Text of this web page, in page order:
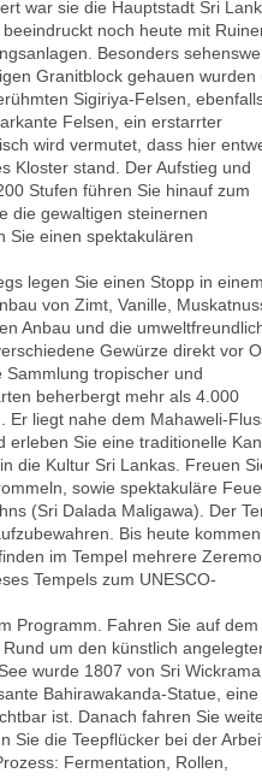
war sie die Hauptstadt Sri
noch heute mit
Besonders
Granitblock gehauen wurden
Sigiriya-Felsen,
Felsen, ein erstarrter
wird vermutet, dass hier
Kloster stand. Der Aufstieg und
Stufen führen Sie hinauf zum
die gewaltigen steinernen
Sie einen spektakulären
legen Sie einen Stopp in einem
von Zimt, Vanille,
Anbau und die
Gewürze direkt vor
tropischer und
beherbergt mehr als 4.000
liegt nahe dem Mahaweli-
erleben Sie eine traditionelle
die Kultur Sri Lankas. Freuen
sowie spektakuläre
(Sri Dalada Maligawa). Der
Bis heute kommen
im Tempel mehrere
Tempels zum UNESCO-
Programm.
Fahren Sie auf dem
um den künstlich
wurde 1807 von Sri Wickrama
Bahirawakanda-Statue, eine
ist. Danach fahren Sie
Sie die Teepflücker bei der
Fermentation, Rollen,